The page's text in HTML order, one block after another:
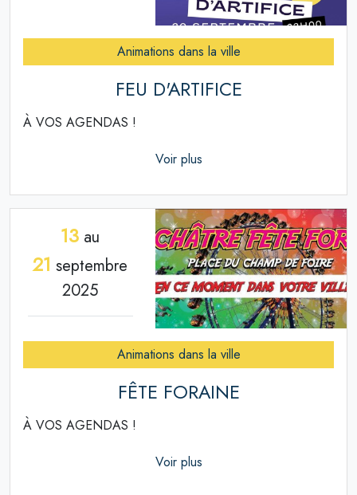
Animations dans la ville
FEU D'ARTIFICE
À VOS AGENDAS !
Voir plus
13 au
21 septembre
2025
Animations dans la ville
FÊTE FORAINE
À VOS AGENDAS !
Voir plus